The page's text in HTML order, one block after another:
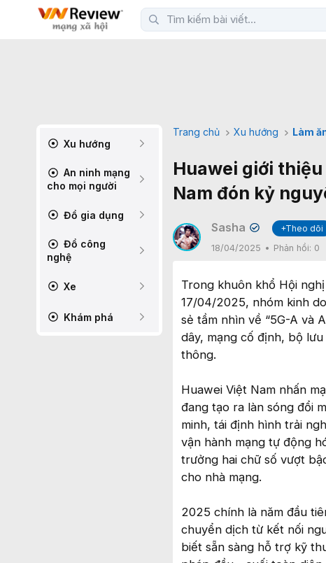
Xu hướng
An ninh mạng
cho mọi người
Đồ gia dụng
Đồ công
nghệ
Xe
Khám phá
Trang chủ Xu hướng Làm
Huawei giới
Nam đón kỷ
Sasha ✔
+Theo dõi
18/04/2025
Phản hồi: 0
Trong khuôn khổ Hội
17/04/2025, nhóm kinh
sẻ tầm nhìn về “5G-A và
dây, mạng cố định, bộ
thông.
Huawei Việt Nam nhấn
đang tạo ra làn sóng đổi
minh, tái định hình trải
vận hành mạng tự động
trưởng hai chữ số vượt
cho nhà mạng.
2025 chính là năm đầu
chuyển dịch từ kết nối
biết sẵn sàng hỗ trợ kỹ